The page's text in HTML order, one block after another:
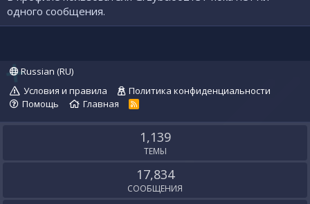
одного сообщения.
Russian (RU)
Условия и правила
Политика конфиденциальности
Помощь
Главная
R
S
1,139
ТЕМЫ
17,834
СООБЩЕНИЯ